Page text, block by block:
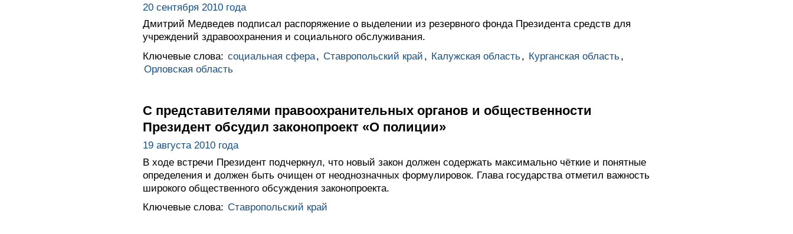
20 сентября 2010 года
Дмитрий Медведев подписал распоряжение о выделении из резервного фонда Президента средств для
учреждений здравоохранения и социального обслуживания.
Ключевые слова: социальная сфера, Ставропольский край , Калужская область, Курганская область,
Орловская область
С представителями правоохранительных органов и общественности
Президент обсудил законопроект «О полиции»
19 августа 2010 года
В ходе встречи Президент подчеркнул, что новый закон должен содержать максимально чёткие и понятные
определения и должен быть очищен от неоднозначных формулировок. Глава государства отметил важность
широкого общественного обсуждения законопроекта.
Ключевые слова: Ставропольский край